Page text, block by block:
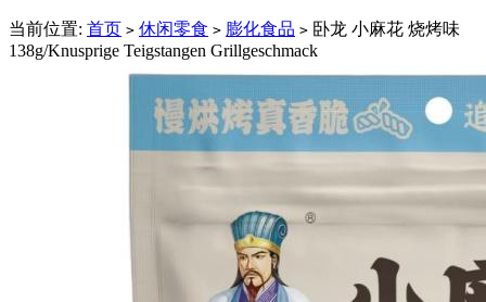
当前位置: 首页 > 休闲零食 > 膨化食品 > 卧龙 小麻花 烧烤味
138g/Knusprige Teigstangen Grillgeschmack